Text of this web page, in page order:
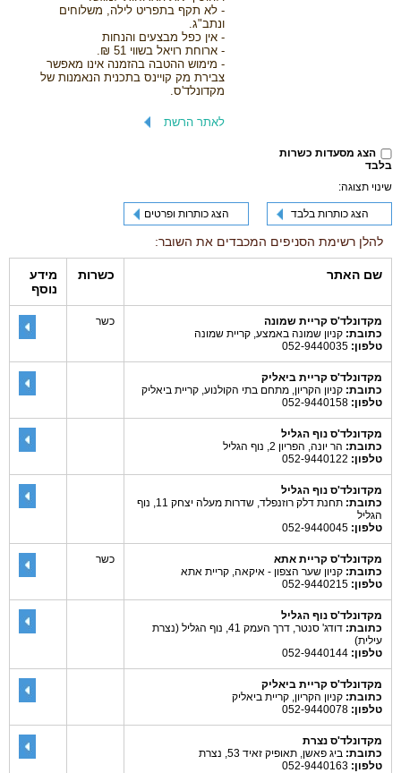
- לא תקף בתפריט לילה, משלוחים
ונתב"ג.
- אין כפל מבצעים והנחות
- ארוחת רויאל בשווי 51 ₪.
- מימוש ההטבה בהזמנה אינו מאפשר
צבירת מק קויינס בתכנית הנאמנות של
מקדונלד'ס.
לאתר הרשת
הצג מסעדות כשרות
בלבד
שינוי תצוגה:
הצג כותרות בלבד הצג כותרות ופרטים
להלן רשימת הסניפים המכבדים את השובר:
שם האתר כשרות
מידע
נוסף
מקדונלד'ס קריית שמונה
כתובת: קניון שמונה באמצע, קריית שמונה
טלפון:
כשר
מקדונלד'ס קריית ביאליק
כתובת: קניון הקריון, מתחם בתי הקולנוע, קריית ביאליק
טלפון:
מקדונלד'ס נוף הגליל
כתובת: הר יונה, הפריון 2, נוף הגליל
טלפון:
מקדונלד'ס נוף הגליל
כתובת:
תחנת דלק רוזנפלד, שדרות מעלה יצחק 11, נוף
הגליל
טלפון:
מקדונלד'ס קריית אתא
כתובת: קניון שער הצפון - איקאה, קריית אתא
טלפון:
כשר
מקדונלד'ס נוף הגליל
כתובת:
דודג' סנטר, דרך העמק 41, נוף הגליל (נצרת
עילית)
טלפון:
מקדונלד'ס קריית ביאליק
כתובת: קניון הקריון, קריית ביאליק
טלפון:
מקדונלד'ס נצרת
כתובת: ביג פאשן, תאופיק זאיד 53, נצרת
טלפון: